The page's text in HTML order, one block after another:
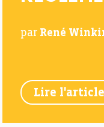
par René
Lire l'article